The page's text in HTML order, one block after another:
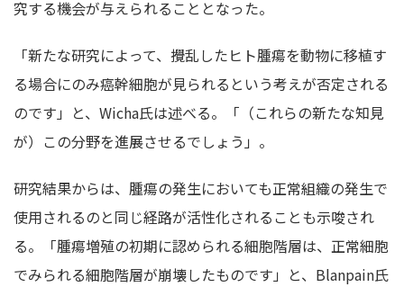
究する機会が与えられることとなった。
「新たな研究によって、攪乱したヒト腫瘍を動物に移植す
る場合にのみ癌幹細胞が見られるという考えが否定される
のです」と、Wicha氏は述べる。「（これらの新たな知見
が）この分野を進展させるでしょう」。
研究結果からは、腫瘍の発生においても正常組織の発生で
使用されるのと同じ経路が活性化されることも示唆され
る。「腫瘍増殖の初期に認められる細胞階層は、正常細胞
でみられる細胞階層が崩壊したものです」と、Blanpain氏